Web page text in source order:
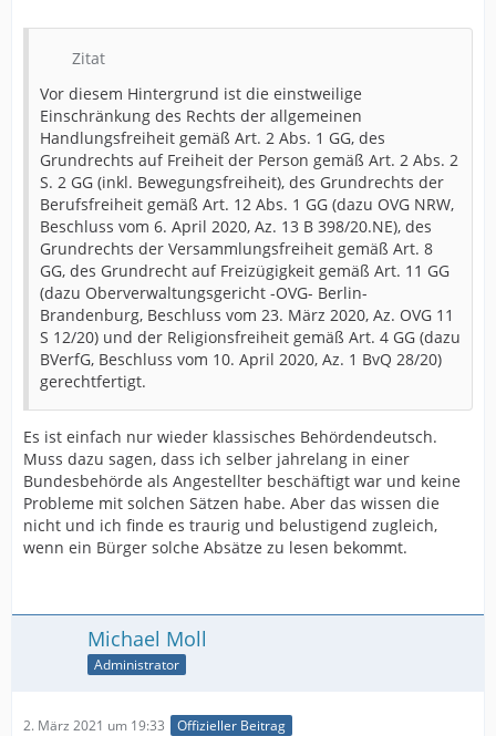
Zitat
Vor diesem Hintergrund ist die einstweilige
Einschränkung des Rechts der allgemeinen
Handlungsfreiheit gemäß Art. 2 Abs. 1 GG, des
Grundrechts auf Freiheit der Person gemäß Art. 2 Abs. 2
S. 2 GG (inkl. Bewegungsfreiheit), des Grundrechts der
Berufsfreiheit gemäß Art. 12 Abs. 1 GG (dazu OVG NRW,
Beschluss vom 6. April 2020, Az. 13 B 398/20.NE), des
Grundrechts der Versammlungsfreiheit gemäß Art. 8
GG, des Grundrecht auf Freizügigkeit gemäß Art. 11 GG
(dazu Oberverwaltungsgericht -OVG- Berlin-
Brandenburg, Beschluss vom 23. März 2020, Az. OVG 11
S 12/20) und der Religionsfreiheit gemäß Art. 4 GG (dazu
BVerfG, Beschluss vom 10. April 2020, Az. 1 BvQ 28/20)
gerechtfertigt.
Es ist einfach nur wieder klassisches Behördendeutsch.
Muss dazu sagen, dass ich selber jahrelang in einer
Bundesbehörde als Angestellter beschäftigt war und keine
Probleme mit solchen Sätzen habe. Aber das wissen die
nicht und ich finde es traurig und belustigend zugleich,
wenn ein Bürger solche Absätze zu lesen bekommt.
Michael Moll
Administrator
2. März 2021 um 19:33 Offizieller Beitrag